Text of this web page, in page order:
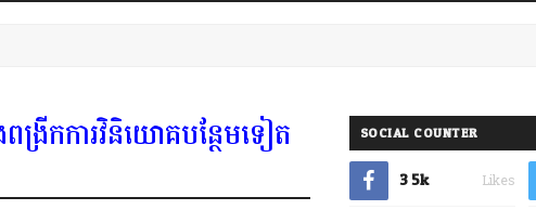
រីកការវិនិយោគ​បន្ថែមទៀត​
SOCIAL COUNTER
3.5k Likes